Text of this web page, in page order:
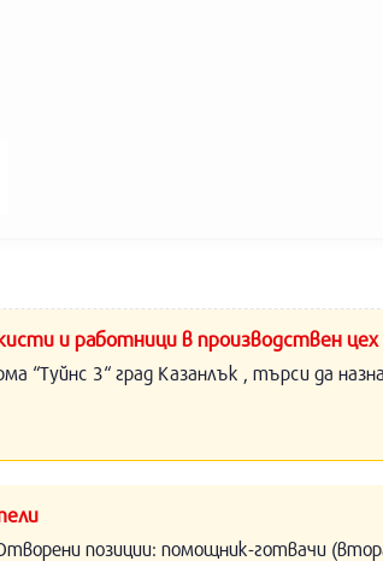
и работници в производствен цех
“Туйнс 3“ град Казанлък , търси да
позиции: помощник-готвачи